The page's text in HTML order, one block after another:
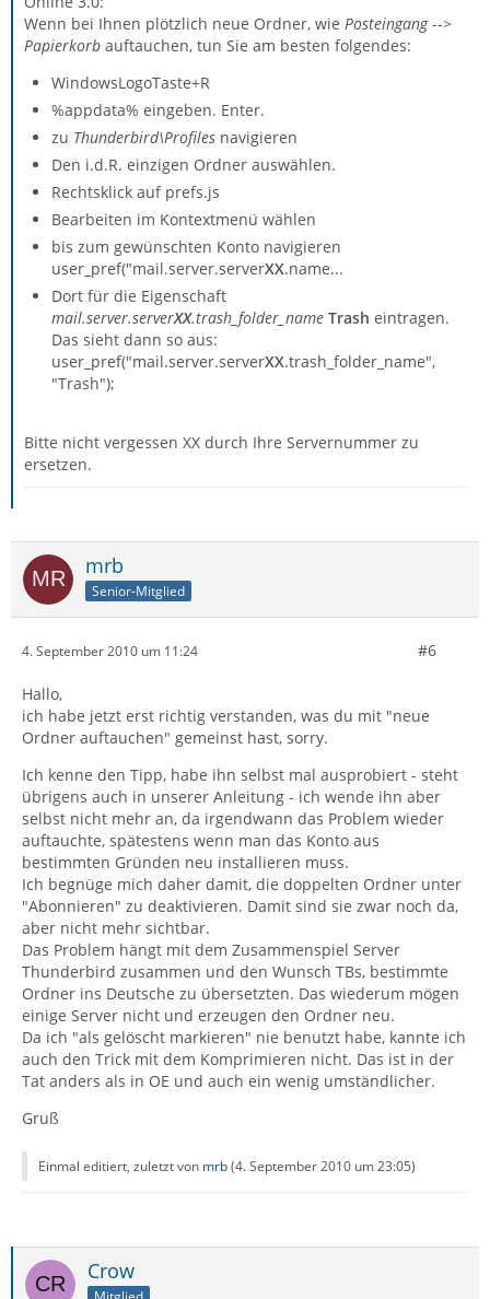
Wenn bei Ihnen plötzlich neue Ordner, wie Posteingang-->
Papierkorb auftauchen, tun Sie am besten folgendes:
WindowsLogoTaste+R
%appdata% eingeben. Enter.
zu Thunderbird\Profiles navigieren
Den i.d.R. einzigen Ordner auswählen.
Rechtsklick auf prefs.js
Bearbeiten im Kontextmenü wählen
bis zum gewünschten Konto navigieren
user_pref("mail.server.serverXX.name...
Dort für die Eigenschaft
mail.server.serverXX.trash_folder_name Trash eintragen.
Das sieht dann so aus:
user_pref("mail.server.serverXX.trash_folder_name",
"Trash");
Bitte nicht vergessen XX durch Ihre Servernummer zu
ersetzen.
mrb
Senior-Mitglied
4. September 2010 um 11:24 #6
Hallo,
ich habe jetzt erst richtig verstanden, was du mit "neue
Ordner auftauchen" gemeinst hast, sorry.
Ich kenne den Tipp, habe ihn selbst mal ausprobiert - steht
übrigens auch in unserer Anleitung - ich wende ihn aber
selbst nicht mehr an, da irgendwann das Problem wieder
auftauchte, spätestens wenn man das Konto aus
bestimmten Gründen neu installieren muss.
Ich begnüge mich daher damit, die doppelten Ordner unter
"Abonnieren" zu deaktivieren. Damit sind sie zwar noch da,
aber nicht mehr sichtbar.
Das Problem hängt mit dem Zusammenspiel Server
Thunderbird zusammen und den Wunsch TBs, bestimmte
Ordner ins Deutsche zu übersetzten. Das wiederum mögen
einige Server nicht und erzeugen den Ordner neu.
Da ich "als gelöscht markieren" nie benutzt habe, kannte ich
auch den Trick mit dem Komprimieren nicht. Das ist in der
Tat anders als in OE und auch ein wenig umständlicher.
Gruß
Einmal editiert, zuletzt von mrb(4. September 2010 um 23:05)
Crow